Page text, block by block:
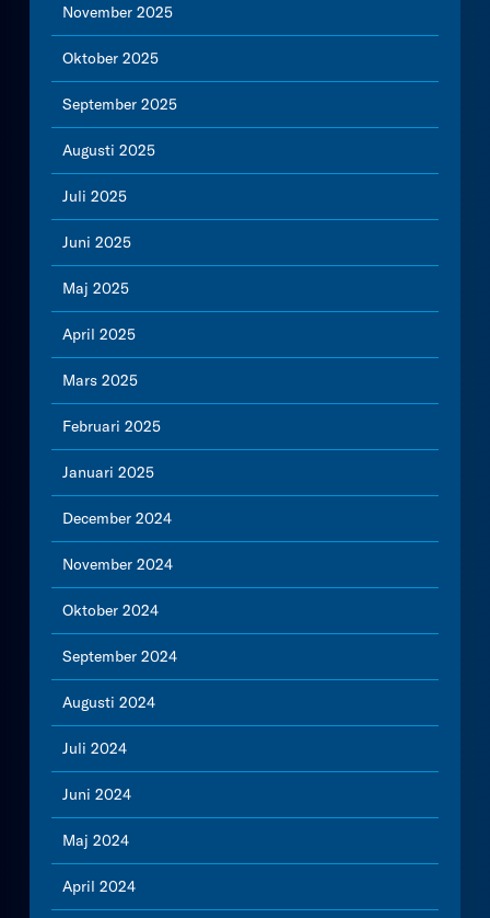
November 2025
Oktober 2025
September 2025
Augusti 2025
Juli 2025
Juni 2025
Maj 2025
April 2025
Mars 2025
Februari 2025
Januari 2025
December 2024
November 2024
Oktober 2024
September 2024
Augusti 2024
Juli 2024
Juni 2024
Maj 2024
April 2024